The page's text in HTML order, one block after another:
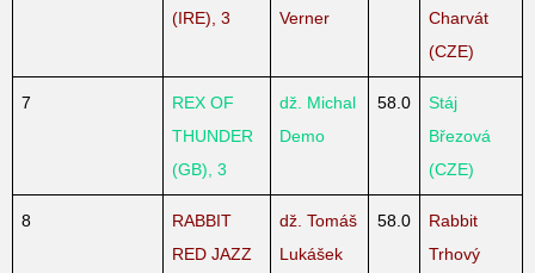
(IRE), 3
Verner
Charvát
(CZE)
7
REX OF
THUNDER
(GB), 3
dž. Michal
Demo
58.0
Stáj
Březová
(CZE)
8
RABBIT
RED JAZZ
dž. Tomáš
Lukášek
58.0
Rabbit
Trhový